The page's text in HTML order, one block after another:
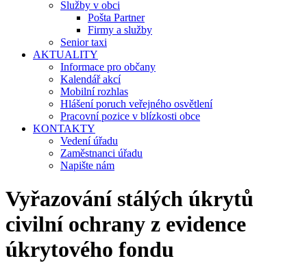
Služby v obci
Pošta Partner
Firmy a služby
Senior taxi
AKTUALITY
Informace pro občany
Kalendář akcí
Mobilní rozhlas
Hlášení poruch veřejného osvětlení
Pracovní pozice v blízkosti obce
KONTAKTY
Vedení úřadu
Zaměstnanci úřadu
Napište nám
Vyřazování stálých úkrytů
civilní ochrany z evidence
úkrytového fondu